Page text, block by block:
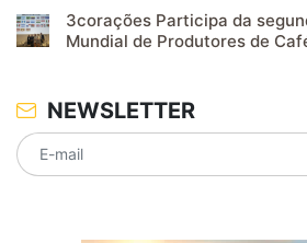
3corações Participa da
Mundial de Produtores de
NEWSLETTER